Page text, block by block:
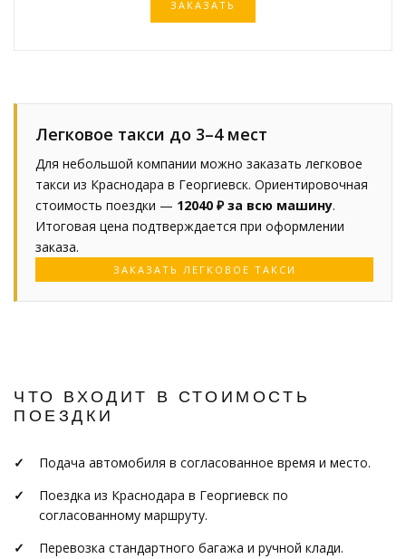
ЗАКАЗАТЬ
Легковое такси до 3–4 мест
Для небольшой компании можно заказать легковое
такси из Краснодара в Георгиевск. Ориентировочная
стоимость поездки — 12040 ₽ за всю машину.
Итоговая цена подтверждается при оформлении
заказа.
ЗАКАЗАТЬ ЛЕГКОВОЕ ТАКСИ
ЧТО ВХОДИТ В СТОИМОСТЬ
ПОЕЗДКИ
Подача автомобиля в согласованное время и место.
Поездка из Краснодара в Георгиевск по
согласованному маршруту.
Перевозка стандартного багажа и ручной клади.